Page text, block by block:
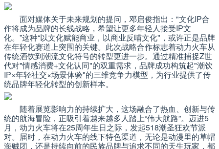
面对媒体关于未来规划的提问，邓启俊指出："文化IP合
作将成为品牌的长线战略，希望让更多年轻人接受IP文
化。”这种“以文化赋能商业，以商业反哺文化"，或许正是品牌
在年轻化赛道上突围的关键。此次战略合作标志着动力火车从
传统酒饮到潮流文化符号的转型更进一步。通过精准捕捉Z世
代对"情感消费+文化认同"的双重需求，品牌成功构筑起"潮饮
IP×年轻社交×场景体验"的三维竞争力模型，为行业提供了传
统品牌年轻化转型的创新样本。
随着展览影响力的持续扩大，这场融合了热血、创新与传
统的航海冒险，正吸引着越来越多人踏上“伟大航路”。迈进5
月，动力火车将在25周年生日之际，发起518潮圣狂欢节派
对。届时，在动力火车的线下特色渠道，无论是动漫里的草帽
海贼团，还是持续向前的民族品牌与追求不同的天生玩家，都